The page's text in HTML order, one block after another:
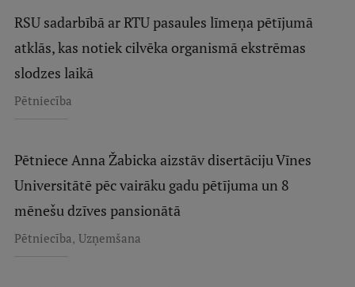
RSU sadarbībā ar RTU pasaules līmeņa pētījumā
atklās, kas notiek cilvēka organismā ekstrēmas
slodzes laikā
Pētniecība
Pētniece Anna Žabicka aizstāv disertāciju Vīnes
Universitātē pēc vairāku gadu pētījuma un 8
mēnešu dzīves pansionātā
Pētniecība, Uzņemšana